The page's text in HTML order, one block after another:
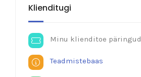
Klienditugi
Minu klienditoe päringud
Teadmistebaas